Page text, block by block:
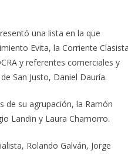
una lista en la que
Evita, la Corriente Clasista
y referentes comerciales y
San Justo, Daniel Dauría.
de su agrupación, la Ramón
Landin y Laura Chamorro.
Rolando Galván, Jorge